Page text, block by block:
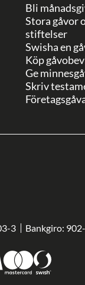
Bli
Stora gåvor
stiftelser
Swisha en
Köp
Ge
Skriv
3 Bankgiro: